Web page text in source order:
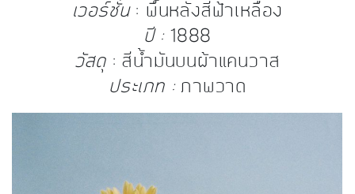
เวอร์ชั่น : พื้นหลังสีฟ้าเหลือง
ปี :1888
วัสดุ : สีน้ำมันบนผ้าแคนวาส
ประเภท :ภาพวาด